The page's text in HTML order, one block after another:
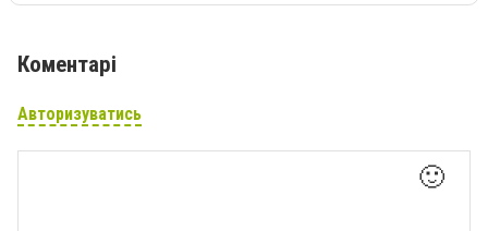
Коментарі
Авторизуватись
🙂